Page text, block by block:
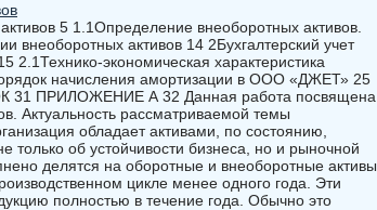
5 1.1Определение внеоборотных активов.
внеоборотных активов 14 2Бухгалтерский учет
экономическая характеристика
начисления амортизации в ООО «ДЖЕТ» 25
ПРИЛОЖЕНИЕ А 32 Данная работа посвящена
Актуальность рассматриваемой темы
обладает активами, по состоянию,
только об устойчивости бизнеса, но и рыночной
делятся на оборотные и внеоборотные активы.
цикле менее одного года. Эти
полностью в течение года. Обычно это